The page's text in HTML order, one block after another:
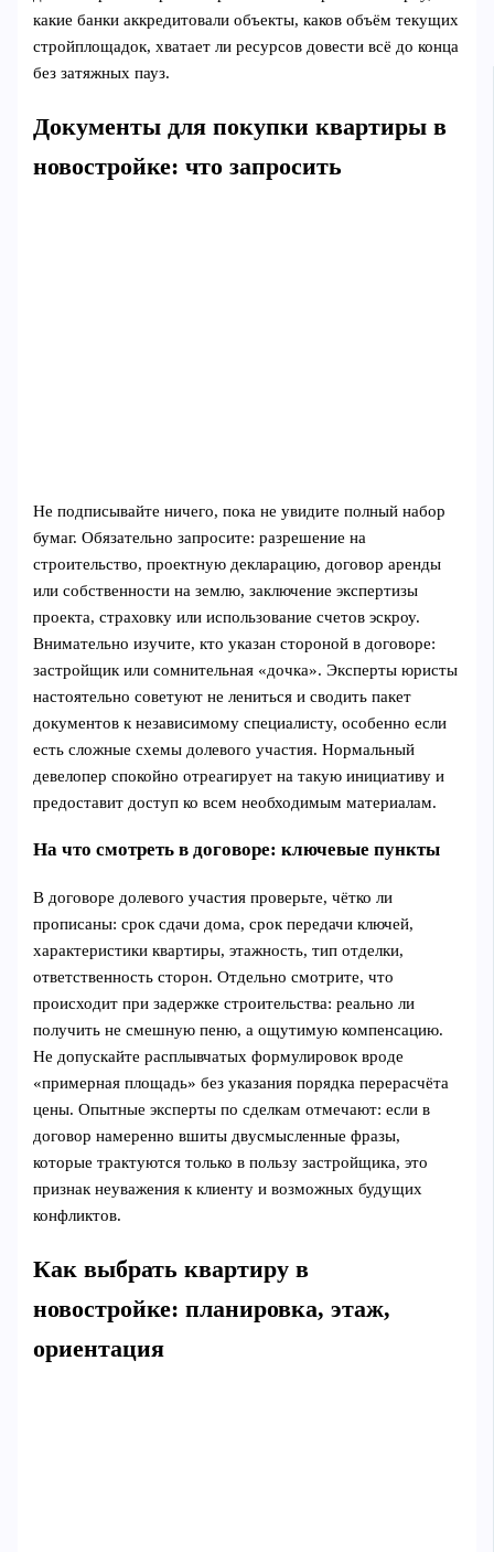
какие банки аккредитовали объекты, каков объём текущих
стройплощадок, хватает ли ресурсов довести всё до конца
без затяжных пауз.
Документы для покупки квартиры в
новостройке: что запросить
Не подписывайте ничего, пока не увидите полный набор
бумаг. Обязательно запросите: разрешение на
строительство, проектную декларацию, договор аренды
или собственности на землю, заключение экспертизы
проекта, страховку или использование счетов эскроу.
Внимательно изучите, кто указан стороной в договоре:
застройщик или сомнительная «дочка». Эксперты юристы
настоятельно советуют не лениться и сводить пакет
документов к независимому специалисту, особенно если
есть сложные схемы долевого участия. Нормальный
девелопер спокойно отреагирует на такую инициативу и
предоставит доступ ко всем необходимым материалам.
На что смотреть в договоре: ключевые пункты
В договоре долевого участия проверьте, чётко ли
прописаны: срок сдачи дома, срок передачи ключей,
характеристики квартиры, этажность, тип отделки,
ответственность сторон. Отдельно смотрите, что
происходит при задержке строительства: реально ли
получить не смешную пеню, а ощутимую компенсацию.
Не допускайте расплывчатых формулировок вроде
«примерная площадь» без указания порядка перерасчёта
цены. Опытные эксперты по сделкам отмечают: если в
договор намеренно вшиты двусмысленные фразы,
которые трактуются только в пользу застройщика, это
признак неуважения к клиенту и возможных будущих
конфликтов.
Как выбрать квартиру в
новостройке: планировка, этаж,
ориентация